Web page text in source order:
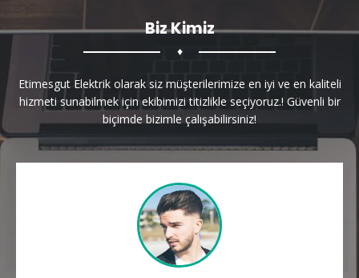
Biz Kimiz
♦
Etimesgut Elektrik olarak siz müşterilerimize en iyi ve en kaliteli
hizmeti sunabilmek için ekibimizi titizlikle seçiyoruz.! Güvenli bir
biçimde bizimle çalışabilirsiniz!